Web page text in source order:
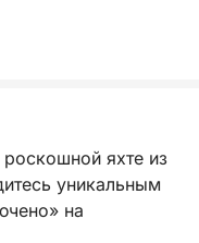
роскошной яхте из
уникальным
на